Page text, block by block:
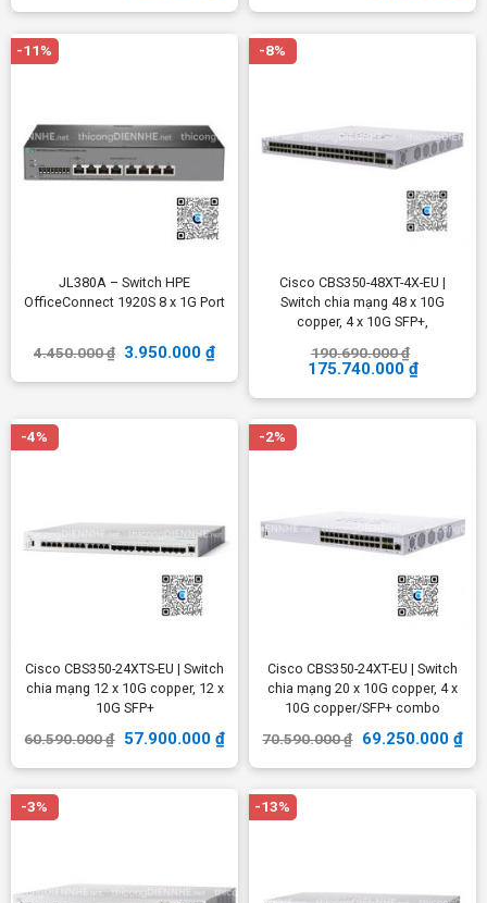
-11%
JL380A – Switch HPE
OfficeConnect 1920S 8 x 1G Port
4.450.000₫ 3.950.000₫
-8%
Cisco CBS350-48XT-4X-EU |
Switch chia mạng 48 x 10G
copper, 4 x 10G SFP+,
190.690.000₫
175.740.000 ₫
-4%
Cisco CBS350-24XTS-EU | Switch
chia mạng 12 x 10G copper, 12 x
10G SFP+
60.590.000₫ 57.900.000 ₫
-2%
Cisco CBS350-24XT-EU | Switch
chia mạng 20 x 10G copper, 4 x
10G copper/SFP+ combo
70.590.000₫ 69.250.000 ₫
-3% -13%